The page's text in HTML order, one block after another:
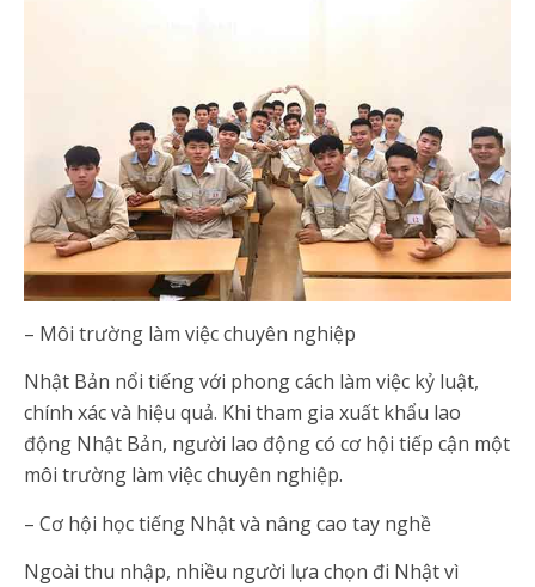
– Môi trường làm việc chuyên nghiệp
Nhật Bản nổi tiếng với phong cách làm việc kỷ luật,
chính xác và hiệu quả. Khi tham gia xuất khẩu lao
động Nhật Bản, người lao động có cơ hội tiếp cận một
môi trường làm việc chuyên nghiệp.
– Cơ hội học tiếng Nhật và nâng cao tay nghề
Ngoài thu nhập, nhiều người lựa chọn đi Nhật vì